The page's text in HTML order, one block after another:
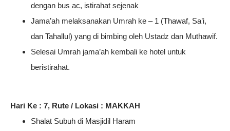
dengan bus ac, istirahat sejenak
Jama’ah melaksanakan Umrah ke – 1 (Thawaf, Sa’i,
dan Tahallul) yang di bimbing oleh Ustadz dan Muthawif.
Selesai Umrah jama’ah kembali ke hotel untuk
beristirahat.
Hari Ke : 7, Rute / Lokasi : MAKKAH
Shalat Subuh di Masjidil Haram